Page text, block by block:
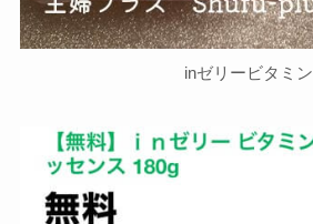
inゼリービタミン